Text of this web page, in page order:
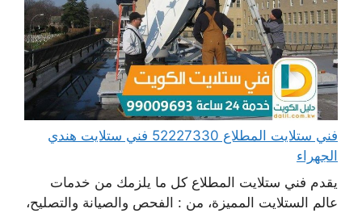
فني ستلايت المطلاع 52227330 فني ستلايت هندي
الجهراء
يقدم فني ستلايت المطلاع كل ما يلزمك من خدمات
عالم الستلايت المميزة، من : الفحص والصيانة والتصليح،